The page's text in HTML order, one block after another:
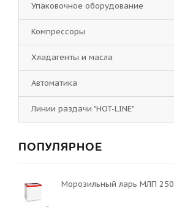
Упаковочное оборудование
Компрессоры
Хладагенты и масла
Автоматика
Линии раздачи "HOT-LINE"
ПОПУЛЯРНОЕ
Морозильный ларь МЛП 250